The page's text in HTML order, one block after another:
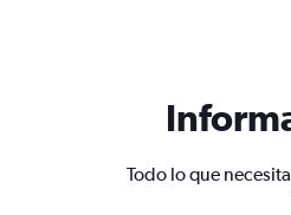
Todo lo que